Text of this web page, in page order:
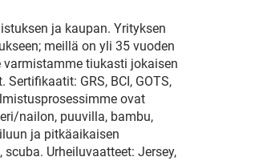
ja kaupan. Yrityksen
meillä on yli 35 vuoden
tiukasti jokaisen
GRS, BCI, GOTS,
ovat
nailon, puuvilla, bambu,
ja pitkäaikaisen
Urheiluvaatteet: Jersey,